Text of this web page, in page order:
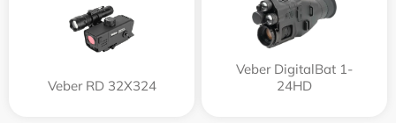
Veber RD 32X324
Veber DigitalBat 1-
24HD